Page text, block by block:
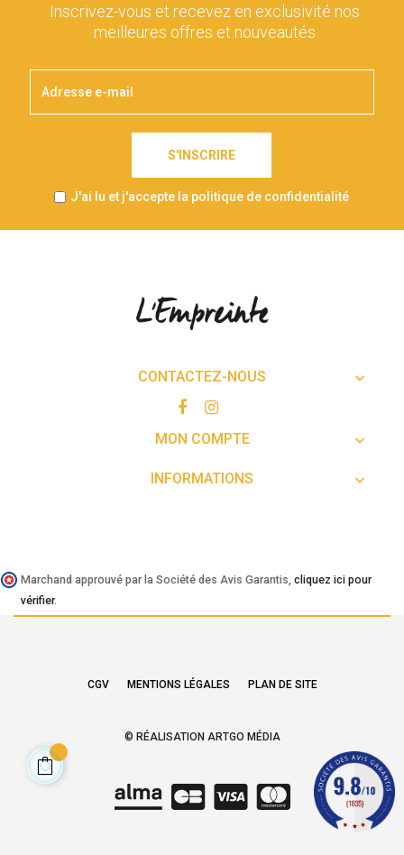
Inscrivez-vous et recevez en exclusivité nos
meilleures offres et nouveautés
S'INSCRIRE
J'ai lu et j'accepte la politique de confidentialité
CONTACTEZ-NOUS 
MON COMPTE 
INFORMATIONS 
Marchand approuvé par la Société des Avis Garantis, cliquez ici pour
vérifier.
CGV MENTIONS LÉGALES PLAN DE SITE
© RÉALISATION ARTGO MÉDIA